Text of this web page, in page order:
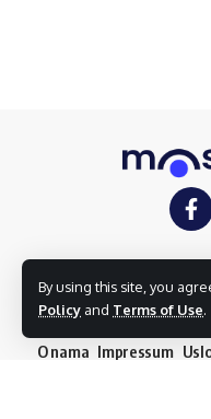
By using this site, you
Policy and Terms of Use.
O nama Impressum